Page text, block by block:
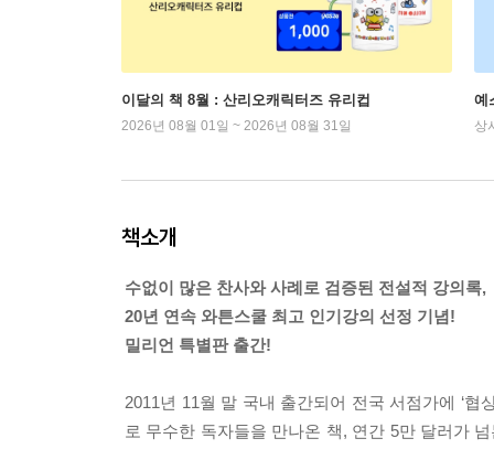
이달의 책 8월 : 산리오캐릭터즈 유리컵
2026년 08월 01일 ~ 2026년 08월 31일
예
상
책소개
수없이 많은 찬사와 사례로 검증된 전설적 강의록,
20년 연속 와튼스쿨 최고 인기강의 선정 기념!
밀리언 특별판 출간!
2011년 11월 말 국내 출간되어 전국 서점가에 ‘협
로 무수한 독자들을 만나온 책, 연간 5만 달러가